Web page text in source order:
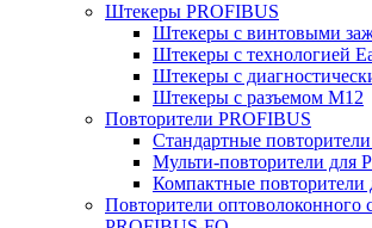
Штекеры PROFIBUS
Штекеры с винтовыми
Штекеры с технологией
Штекеры с
Штекеры с разъемом М12
Повторители PROFIBUS
Стандартные
Мульти-повторители для
Компактные повторители
Повторители оптоволоконного